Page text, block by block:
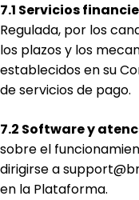
7.1 Servicios
Regulada, por los
los plazos y los
establecidos en su
de servicios de pago.
7.2 Software y
sobre el
dirigirse a
en la Plataforma.